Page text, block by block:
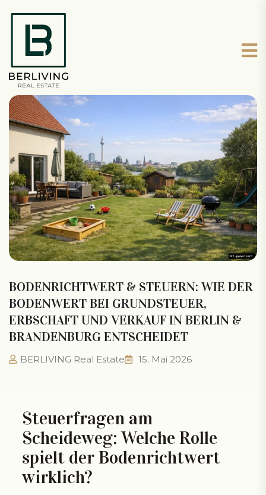
BODENRICHTWERT & STEUERN: WIE DER
BODENWERT BEI GRUNDSTEUER,
ERBSCHAFT UND VERKAUF IN BERLIN &
BRANDENBURG ENTSCHEIDET
BERLIVING Real Estate 15. Mai 2026
Steuerfragen am
Scheideweg: Welche Rolle
spielt der Bodenrichtwert
wirklich?